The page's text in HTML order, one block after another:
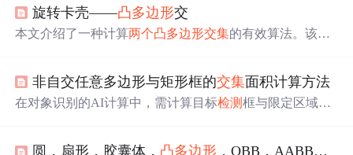
边；还说明如何检测投影，引入法向量概念，最后阐述判
断投影有无空集的方法。
旋转卡壳——凸多边形交
本文介绍了一种计算两个凸多边形交集的有效算法。该算
对数时间级相交检测算法以及Toussaint利用桥计算交点集
的方法。
非自交任意多边形与矩形框的交集面积计算方法
在对象识别的AI计算中，需计算目标检测框与限定区域
交集矩形与凸多边形的交集 多边形及面积等步骤，最终累
圆，扇形，胶囊体， 凸多边形 ，OBB，AABB相交